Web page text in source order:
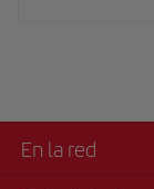
En la red